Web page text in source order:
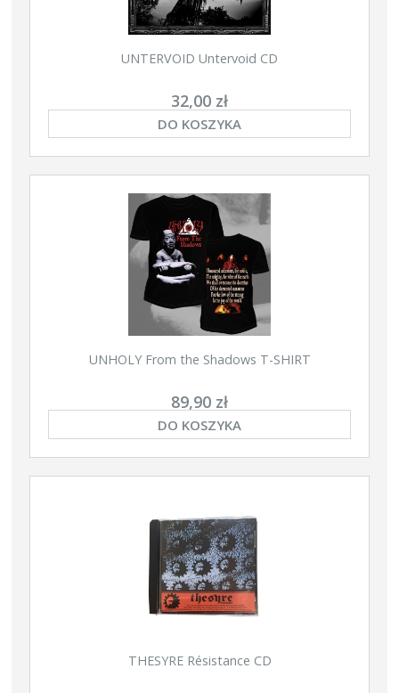
UNTERVOID Untervoid CD
32,00 zł
DO KOSZYKA
UNHOLY From the Shadows T-SHIRT
89,90 zł
DO KOSZYKA
THESYRE Résistance CD